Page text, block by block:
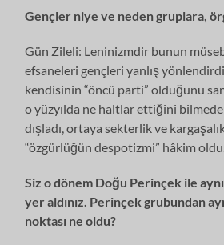
Gençler niye ve neden gruplara,
Gün Zileli: Leninizmdir bunun
efsaneleri gençleri yanlış
kendisinin “öncü parti” olduğunu
o yüzyılda ne haltlar ettiğini
dışladı, ortaya sekterlik ve
“özgürlüğün despotizmi” hâkim oldu.
Siz o dönem Doğu Perinçek ile
yer aldınız. Perinçek grubundan
noktası ne oldu?